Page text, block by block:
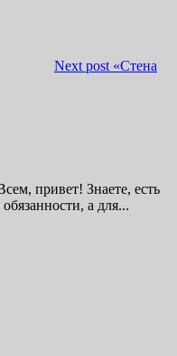
Next post «Стена
привет! Знаете, есть
а для...